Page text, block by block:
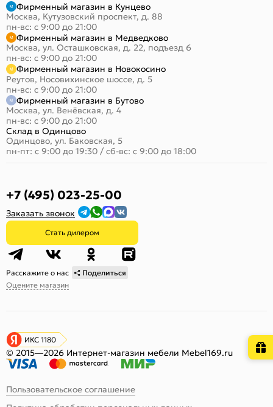
Фирменный магазин в Кунцево
Москва, Кутузовский проспект, д. 88
пн-вс: с 9:00 до 21:00
Фирменный магазин в Медведково
Москва, ул. Осташковская, д. 22, подъезд 6
пн-вс: с 9:00 до 21:00
Фирменный магазин в Новокосино
Реутов, Носовихинское шоссе, д. 5
пн-вс: с 9:00 до 21:00
Фирменный магазин в Бутово
Москва, ул. Венёвская, д. 4
пн-вс: с 9:00 до 21:00
Склад в Одинцово
Одинцово, ул. Баковская, 5
пн-пт: с 9:00 до 19:30 / сб-вс: с 9:00 до 18:00
+7 (495) 023-25-00
Заказать звонок
Стать дилером
Расскажите о нас
Поделиться
Оцените магазин
ИКС 1180
© 2015—2026 Интернет-магазин мебели Mebel169.ru
Пользовательское соглашение